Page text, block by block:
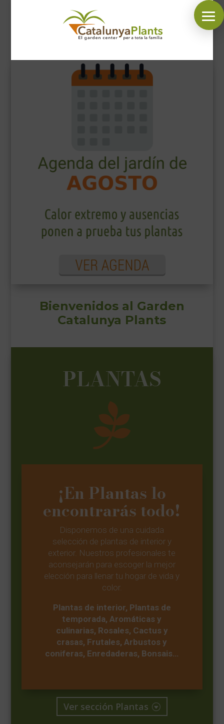
SÍGUENOS EN:
DECORACIÓN
___________________________
Bienvenidos al Garden
Catalunya Plants
PLANTAS

¡En Plantas lo
encontrarás todo!
Disponemos de una cuidada
selección de plantas de interior y
exterior. Nuestros profesionales te
aconsejarán para escoger la mejor
elección para llenar tu hogar de vida y
color.
Plantas de interior, Plantas de
temporada, Aromáticas y
culinarias, Rosales, Cactus y
crasas, Frutales, Arbustos y
coniferas, Enredaderas, Bonsais…
Ver sección Plantas